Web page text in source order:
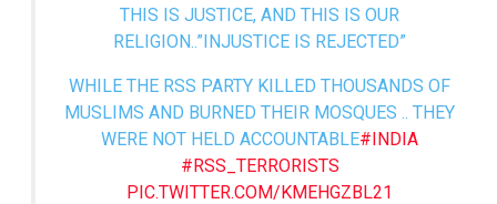
THIS IS JUSTICE, AND THIS IS OUR
RELIGION..”INJUSTICE IS REJECTED”
WHILE THE RSS PARTY KILLED THOUSANDS OF
MUSLIMS AND BURNED THEIR MOSQUES .. THEY
WERE NOT HELD ACCOUNTABLE#INDIA
#RSS_TERRORISTS
PIC.TWITTER.COM/KMEHGZBL21